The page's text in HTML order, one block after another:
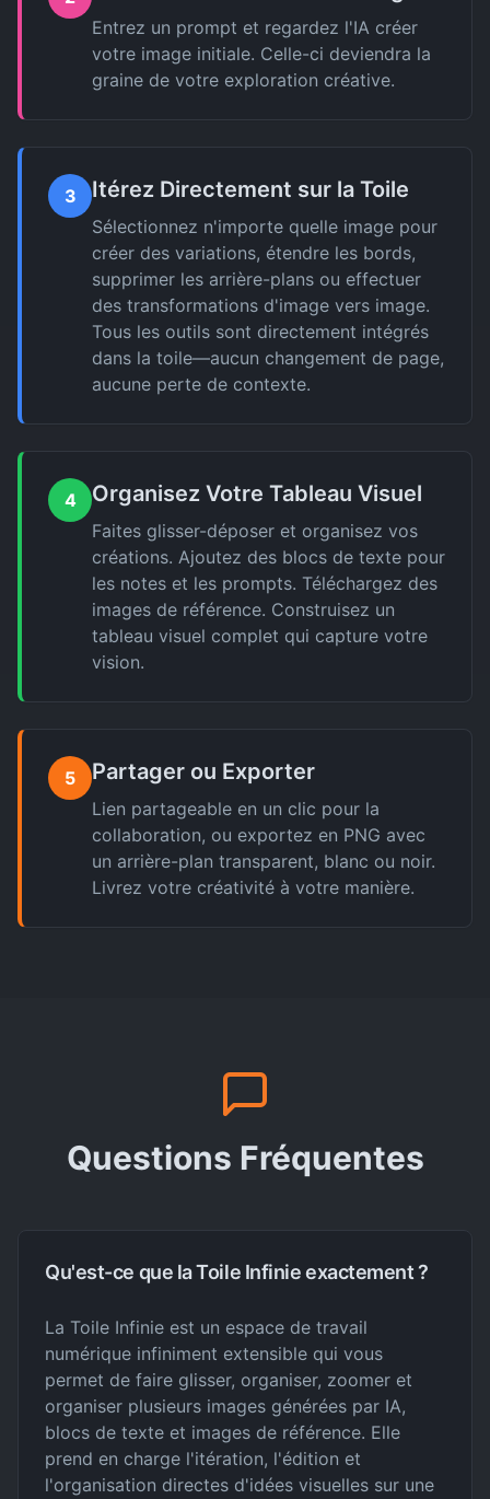
Entrez un prompt et regardez l'IA créer
votre image initiale. Celle-ci deviendra la
graine de votre exploration créative.
3 Itérez Directement sur la Toile
Sélectionnez n'importe quelle image pour
créer des variations, étendre les bords,
supprimer les arrière-plans ou effectuer
des transformations d'image vers image.
Tous les outils sont directement intégrés
dans la toile—aucun changement de page,
aucune perte de contexte.
4 Organisez Votre Tableau Visuel
Faites glisser-déposer et organisez vos
créations. Ajoutez des blocs de texte pour
les notes et les prompts. Téléchargez des
images de référence. Construisez un
tableau visuel complet qui capture votre
vision.
5 Partager ou Exporter
Lien partageable en un clic pour la
collaboration, ou exportez en PNG avec
un arrière-plan transparent, blanc ou noir.
Livrez votre créativité à votre manière.
Questions Fréquentes
Qu'est-ce que la Toile Infinie exactement ?
La Toile Infinie est un espace de travail
numérique infiniment extensible qui vous
permet de faire glisser, organiser, zoomer et
organiser plusieurs images générées par IA,
blocs de texte et images de référence. Elle
prend en charge l'itération, l'édition et
l'organisation directes d'idées visuelles sur une